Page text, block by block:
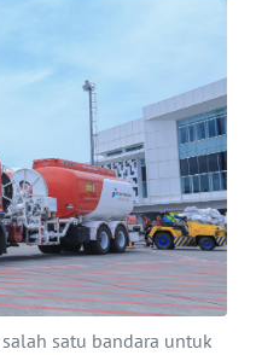
satu bandara untuk